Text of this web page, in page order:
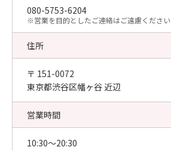
080-5753-6204
​※営業を目的としたご連絡はご遠慮ください
住所
〒 151-0072
東京都渋谷区幡ヶ谷 近辺
営業時間
10:30〜20:30